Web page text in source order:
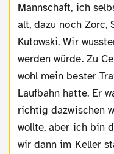
Mannschaft, ich
alt, dazu noch Zorc,
Kutowski. Wir
werden würde. Zu
wohl mein bester
Laufbahn hatte. Er
richtig dazwischen
wollte, aber ich bin
wir dann im Keller